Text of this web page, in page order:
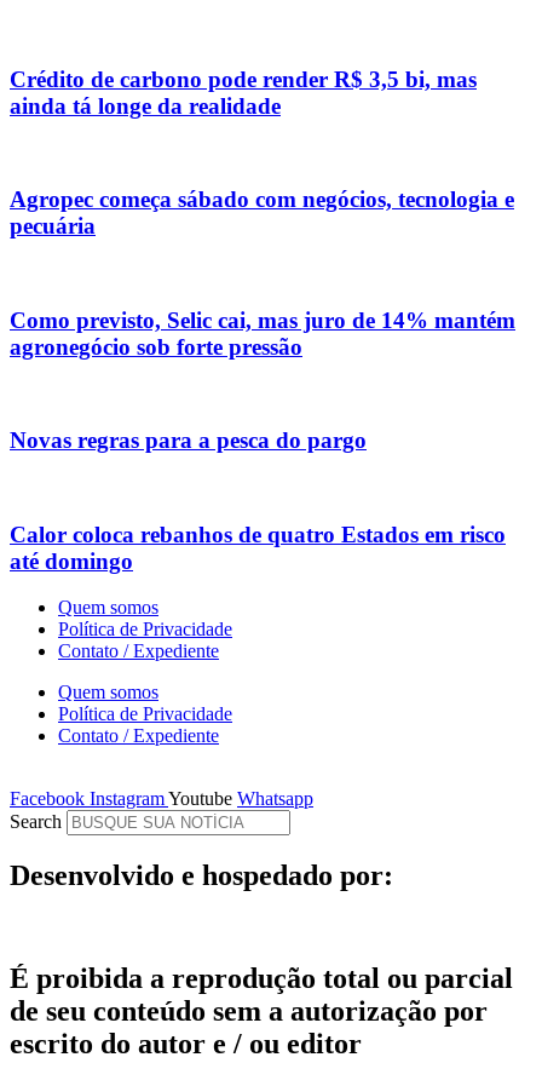
Crédito de carbono pode render R$ 3,5 bi, mas
ainda tá longe da realidade
Agropec começa sábado com negócios, tecnologia e
pecuária
Como previsto, Selic cai, mas juro de 14% mantém
agronegócio sob forte pressão
Novas regras para a pesca do pargo
Calor coloca rebanhos de quatro Estados em risco
até domingo
Quem somos
Política de Privacidade
Contato / Expediente
Quem somos
Política de Privacidade
Contato / Expediente
Facebook InstagramYoutube Whatsapp
Search
Desenvolvido e hospedado por:
É proibida a reprodução total ou parcial
de seu conteúdo sem a autorização por
escrito do autor e / ou editor